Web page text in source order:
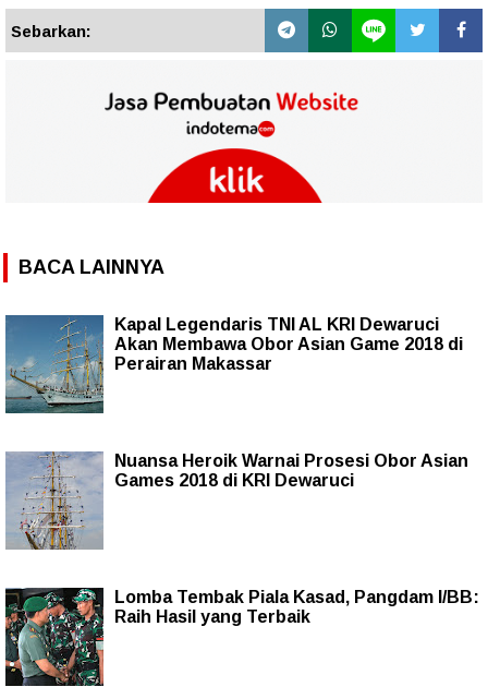
Sebarkan:
BACA LAINNYA
Kapal Legendaris TNI AL KRI Dewaruci
Akan Membawa Obor Asian Game 2018 di
Perairan Makassar
Nuansa Heroik Warnai Prosesi Obor Asian
Games 2018 di KRI Dewaruci
Lomba Tembak Piala Kasad, Pangdam I/BB:
Raih Hasil yang Terbaik